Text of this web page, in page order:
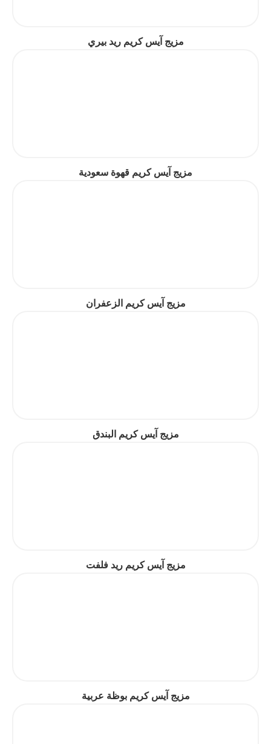
مزيج آيس كريم ريد بيري
مزيج آيس كريم قهوة سعودية
مزيج آيس كريم الزعفران
مزيج آيس كريم البندق
مزيج آيس كريم ريد فلفت
مزيج آيس كريم بوظة عربية